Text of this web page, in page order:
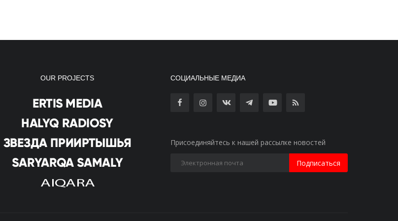
OUR PROJECTS СОЦИАЛЬНЫЕ МЕДИА
Присоединяйтесь к нашей рассылке новостей
Подписаться